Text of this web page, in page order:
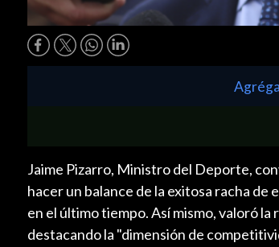
Jaime Pizarro, Ministro del Deporte,
hacer un balance de la exitosa racha
en el último tiempo. Así mismo, valoró
destacando la "dimensión de